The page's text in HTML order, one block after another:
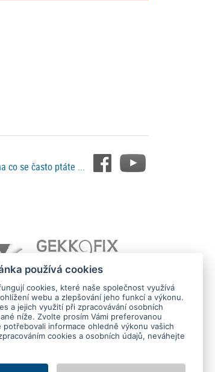
co se často ptáte ...
používá cookies
cookies, které naše společnost využívá
webu a zlepšování jeho funkcí a výkonu.
a jejich využití při zpracovávání osobních
níže. Zvolte prosím Vámi preferovanou
potřebovali informace ohledně výkonu vašich
cookies a osobních údajů, neváhejte